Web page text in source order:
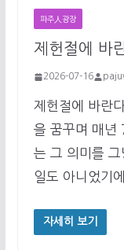
파주人광장
제헌절에 바
2026-07-16
제헌절에 바란
을 꿈꾸며 매년
는 그 의미를
일도 아니었기에,
자세히 보기